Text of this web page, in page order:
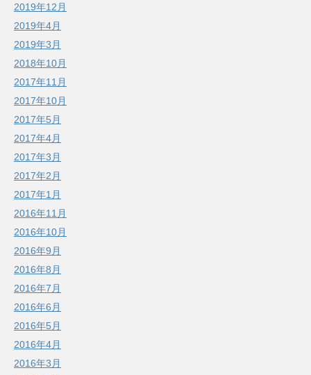
2019年12月
2019年4月
2019年3月
2018年10月
2017年11月
2017年10月
2017年5月
2017年4月
2017年3月
2017年2月
2017年1月
2016年11月
2016年10月
2016年9月
2016年8月
2016年7月
2016年6月
2016年5月
2016年4月
2016年3月